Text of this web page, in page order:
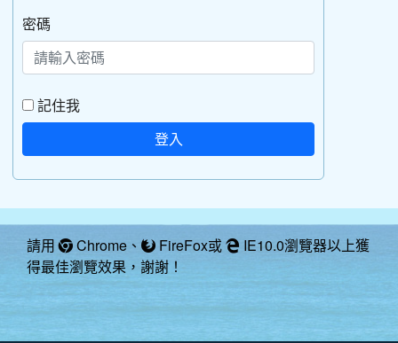
密碼
記住我
登入
請用 Chrome 、 FireFox或
IE10.0瀏覽器以上獲
得最佳瀏覽效果，謝謝！